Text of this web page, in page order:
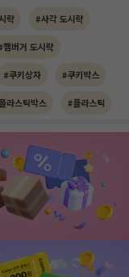
락 #사각 도시락
햄버거 도시락
#쿠키상자 #쿠키박스
라스틱박스 #플라스틱